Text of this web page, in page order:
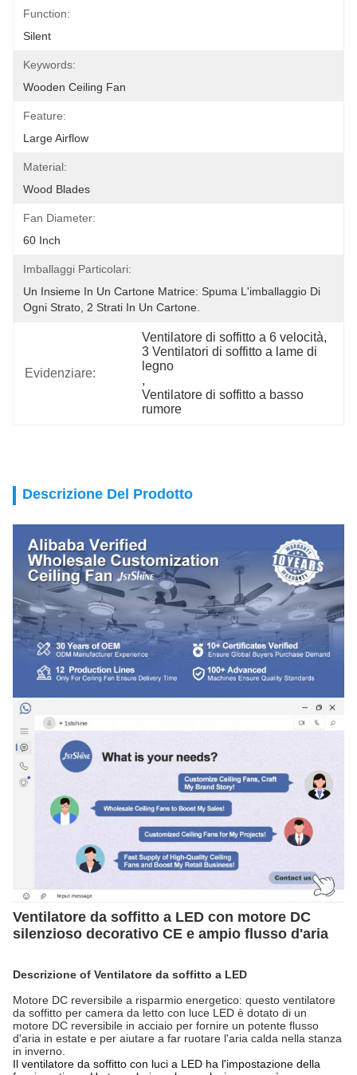
Function:
Silent
Keywords:
Wooden Ceiling Fan
Feature:
Large Airflow
Material:
Wood Blades
Fan Diameter:
60 Inch
Imballaggi Particolari:
Un Insieme In Un Cartone Matrice: Spuma L'imballaggio Di
Ogni Strato, 2 Strati In Un Cartone.
Evidenziare:
Ventilatore di soffitto a 6 velocità,
3 Ventilatori di soffitto a lame di
legno
,
Ventilatore di soffitto a basso
rumore
Descrizione Del Prodotto
Ventilatore da soffitto a LED con motore DC
silenzioso decorativo CE e ampio flusso d'aria
Descrizione of Ventilatore da soffitto a LED
Motore DC reversibile a risparmio energetico: questo ventilatore
da soffitto per camera da letto con luce LED è dotato di un
motore DC reversibile in acciaio per fornire un potente flusso
d'aria in estate e per aiutare a far ruotare l'aria calda nella stanza
in inverno.
Il ventilatore da soffitto con luci a LED ha l'impostazione della